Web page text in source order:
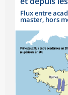
Flux entre
master, hors